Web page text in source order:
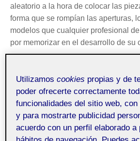
aleatorio a la hora de colocar las
forma que se rompían las aperturas,
modelos que cualquier profesional
por memorizar en el desarrollo de su
sorpresa en las partidas, lo que
propio Fischer, quien era –de
maestro en este deporte.
El ajedrez aleatorio es solo un
Utilizamoscookies propias y de
poder ofrecerte correctamente
funcionalidades del sitio web,
y para mostrarte publicidad
acuerdo con un perfil elaborado a